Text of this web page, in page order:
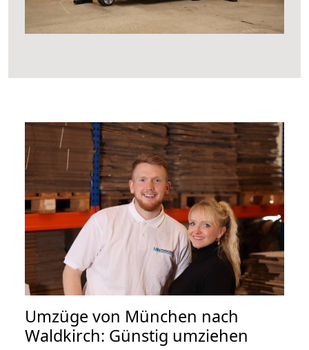
Umzüge von München nach
Waldkirch: Günstig umziehen